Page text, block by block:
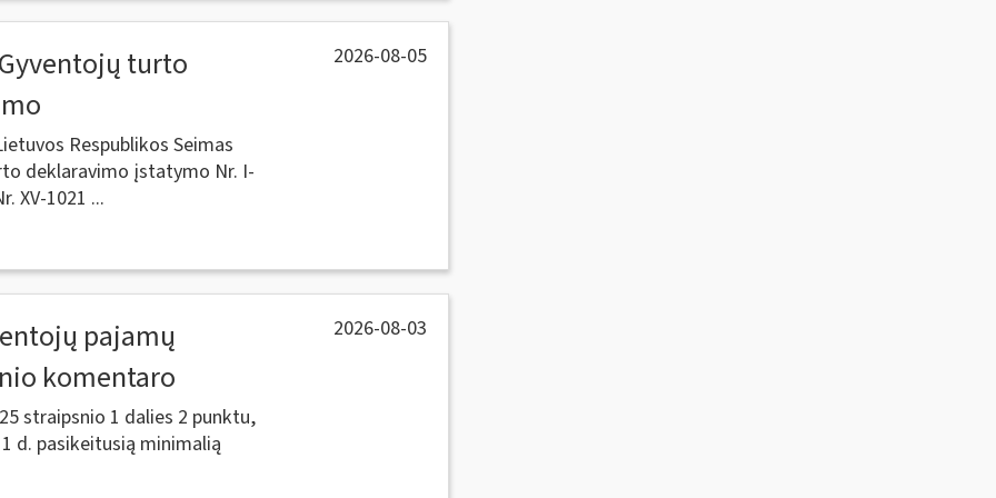
turto
2026-08-05
Respublikos Seimas
deklaravimo įstatymo Nr. I-
XV-1021 ...
pajamų
komentaro
2026-08-03
straipsnio 1 dalies 2 punktu,
d. pasikeitusią minimalią